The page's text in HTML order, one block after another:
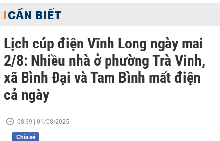
CẦN BIẾT
Lịch cúp điện Vĩnh Long ngày mai
2/8: Nhiều nhà ở phường Trà Vinh,
xã Bình Đại và Tam Bình mất điện
cả ngày
08:39 | 01/08/2025
Chia sẻ